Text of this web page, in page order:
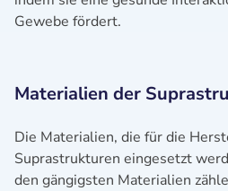
Gewebe fördert.
Materialien der
Die Materialien, die für die
Suprastrukturen eingesetzt
den gängigsten Materialien